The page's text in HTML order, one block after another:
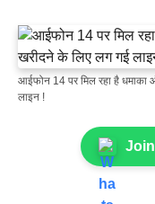
आईफोन 14 पर मिल रहा है
लाइन !